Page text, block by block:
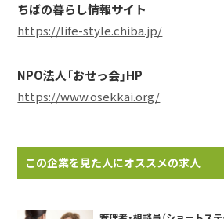
ちばの暮らし情報サイト
https://life-style.chiba.jp/
NPO法人「おせっ会」HP
https://www.osekkai.org/
この企業を見た人にオススメの求人